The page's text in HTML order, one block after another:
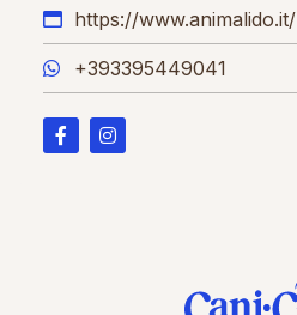
https://www.animalido.it/
+393395449041